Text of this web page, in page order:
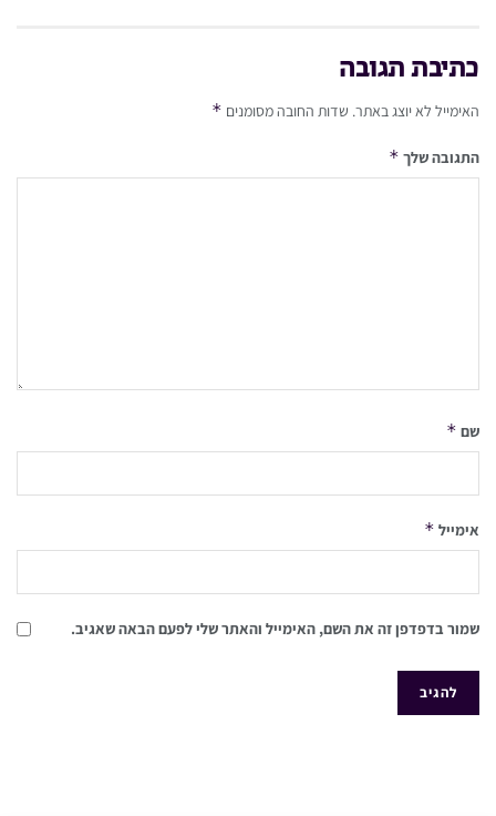
כתיבת תגובה
האימייל לא יוצג באתר. שדות החובה מסומנים *
התגובה שלך *
שם *
אימייל *
שמור בדפדפן זה את השם, האימייל והאתר שלי לפעם הבאה שאגיב.